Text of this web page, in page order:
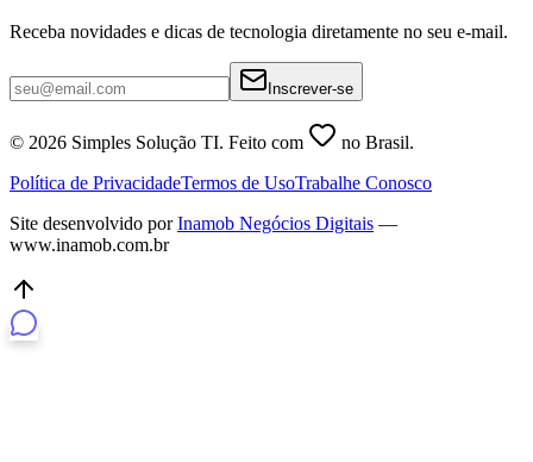
Receba novidades e dicas de tecnologia diretamente no seu e-mail.
Inscrever-se
© 2026 Simples Solução TI. Feito com
no Brasil.
Política de PrivacidadeTermos de UsoTrabalhe Conosco
Site desenvolvido por Inamob Negócios Digitais —
www.inamob.com.br